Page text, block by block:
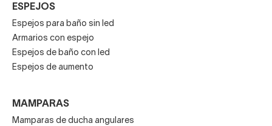
ESPEJOS
Espejos para baño sin led
Armarios con espejo
Espejos de baño con led
Espejos de aumento
MAMPARAS
Mamparas de ducha angulares